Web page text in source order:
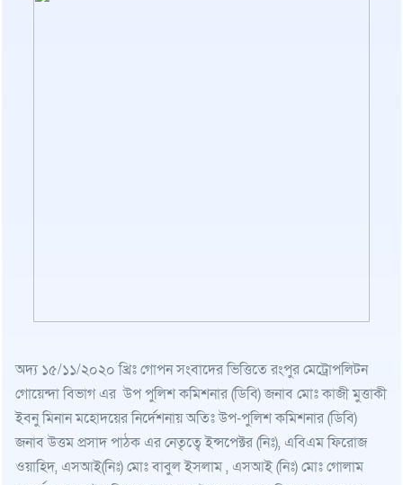
অদ্য ১৫/১১/২০২০ খ্রিঃ গোপন সংবাদের ভিত্তিতে রংপুর মেট্রোপলিটন
গোয়েন্দা বিভাগ এর উপ পুলিশ কমিশনার (ডিবি) জনাব মোঃ কাজী মুত্তাকী
ইবনু মিনান মহোদয়ের নির্দেশনায় অতিঃ উপ-পুলিশ কমিশনার (ডিবি)
জনাব উত্তম প্রসাদ পাঠক এর নেতৃত্বে ইন্সপেক্টর (নিঃ), এবিএম ফিরোজ
ওয়াহিদ, এসআই(নিঃ) মোঃ বাবুল ইসলাম , এসআই (নিঃ) মোঃ গোলাম